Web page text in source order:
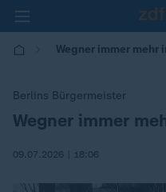
Wegner immer mehr
Berlins Bürgermeister
:
Wegner immer
09.07.2026 | 18:06